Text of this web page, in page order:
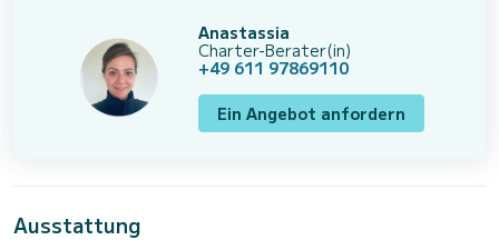
Anastassia
Charter-Berater(in)
+49 611 97869110
Ein Angebot anfordern
Ausstattung